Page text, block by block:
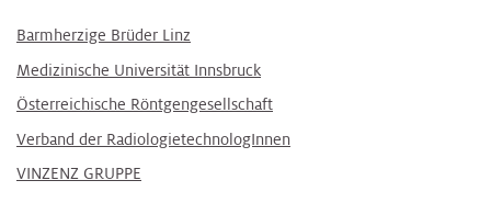
Barmherzige Brüder Linz
Medizinische Universität Innsbruck
Österreichische Röntgengesellschaft
Verband der RadiologietechnologInnen
VINZENZ GRUPPE